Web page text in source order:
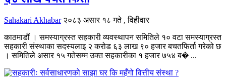
Sahakari Akhabar २०८३ असार १८ गते , विहीवार
काठमाडौं । समस्याग्रस्त सहकारी व्यवस्थापन समितिले १० वटा समस्याग्रस्त
सहकारी संस्थाका सदस्यलाइ २ करोड ६३ लाख ९० हजार बचतफिर्ता गरेको छ
। समितिले असार १५ गतेसम्म उक्त सहकारीका १ हजार ७५४ ब� ...